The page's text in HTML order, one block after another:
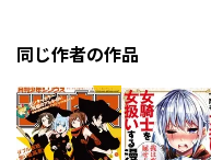
同じ作者の作品